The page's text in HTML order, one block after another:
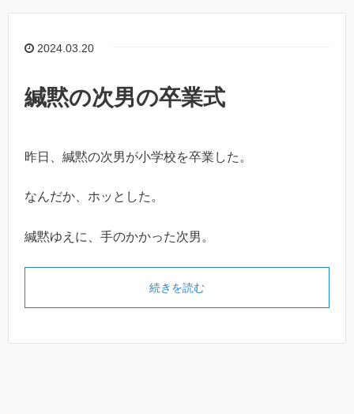
2024.03.20
緘黙の次男の卒業式
昨日、緘黙の次男が小学校を卒業した。
なんだか、ホッとした。
緘黙ゆえに、手のかかった次男。
続きを読む